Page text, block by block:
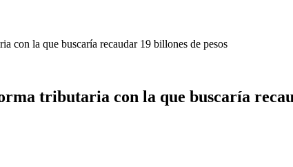
con la que buscaría recaudar 19 billones de pesos
tributaria con la que buscaría